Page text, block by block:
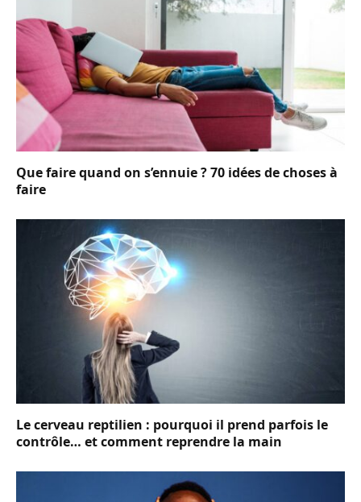
Que faire quand on s’ennuie ? 70 idées de choses à
faire
Le cerveau reptilien : pourquoi il prend parfois le
contrôle… et comment reprendre la main